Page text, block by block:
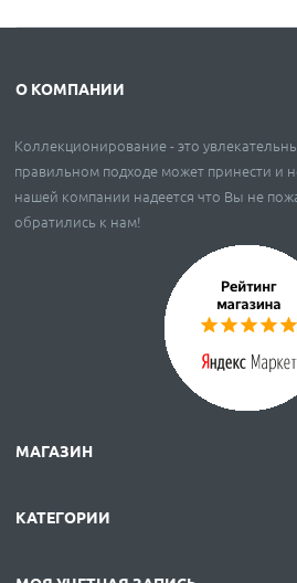
О КОМПАНИИ
Коллекционирование - это
правильном подходе может принести и
нашей компании надеется что Вы не
обратились к нам!
МАГАЗИН
КАТЕГОРИИ